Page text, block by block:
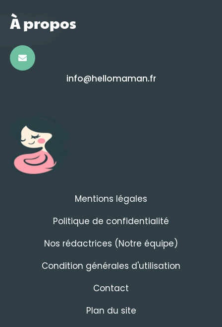
À propos
info@hellomaman.fr
Mentions légales
Politique de confidentialité
Nos rédactrices (Notre équipe)
Condition générales d'utilisation
Contact
Plan du site